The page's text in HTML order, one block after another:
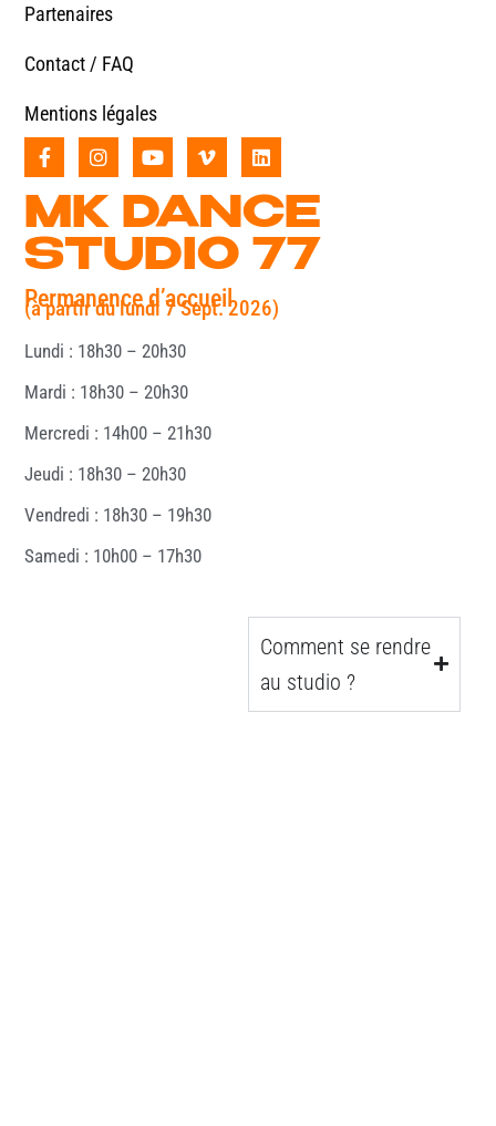
Partenaires
Contact / FAQ
Mentions légales
MK DANCE
STUDIO 77
Permanence d’accueil
(à partir du lundi 7 Sept. 2026)
Lundi : 18h30 – 20h30
Mardi : 18h30 – 20h30
Mercredi : 14h00 – 21h30
Jeudi : 18h30 – 20h30
Vendredi : 18h30 – 19h30
Samedi : 10h00 – 17h30
Comment se rendre
au studio ?